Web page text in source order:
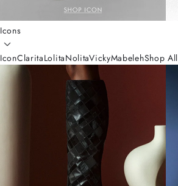
Icons
IconClaritaLolitaNolitaVickyMabelehShop All